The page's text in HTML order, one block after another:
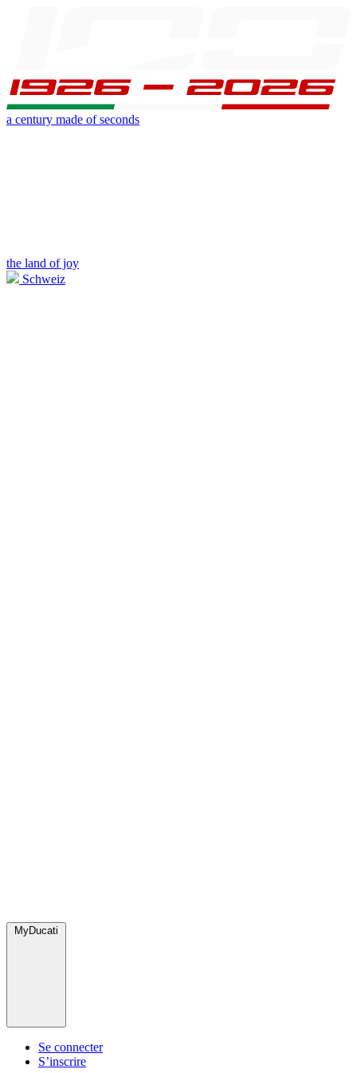
a century made of seconds
the land of joy
Schweiz
MyDucati
Se connecter
S’inscrire